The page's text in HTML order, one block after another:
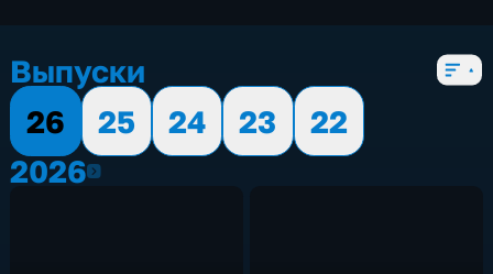
Выпуски
26
25 24 23
22
20262026